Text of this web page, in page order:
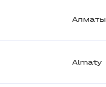
Алматы
Almaty